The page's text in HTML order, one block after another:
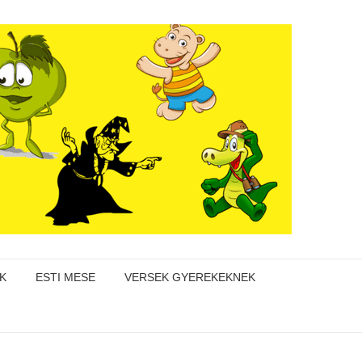
ESTI MESE VERSEK GYEREKEKNEK